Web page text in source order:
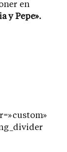
en
y Pepe».